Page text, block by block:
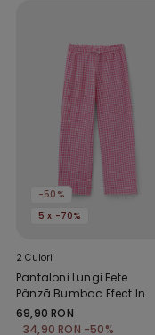
-50%
5 x -70%
2 Culori
Pantaloni Lungi Fete
Pânză Bumbac Efect In
69,90 RON
34,90 RON -50%